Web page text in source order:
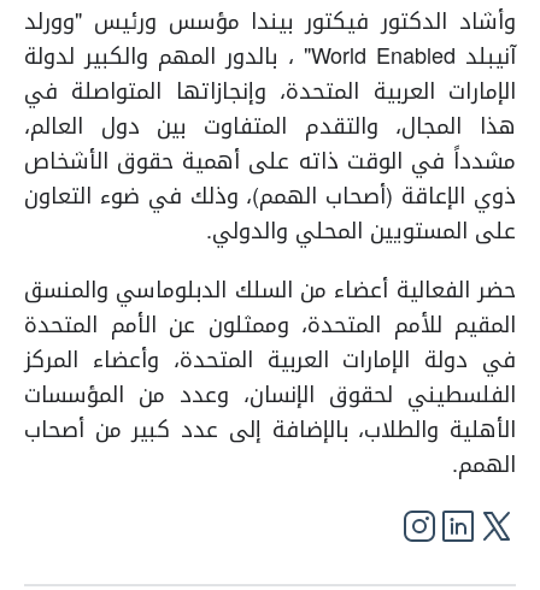
وأشاد الدكتور فيكتور بيندا مؤسس ورئيس "وورلد
آنيبلد World Enabled" ، بالدور المهم والكبير لدولة
الإمارات العربية المتحدة، وإنجازاتها المتواصلة في
هذا المجال، والتقدم المتفاوت بين دول العالم،
مشدداً في الوقت ذاته على أهمية حقوق الأشخاص
ذوي الإعاقة (أصحاب الهمم)، وذلك في ضوء التعاون
على المستويين المحلي والدولي.
حضر الفعالية أعضاء من السلك الدبلوماسي والمنسق
المقيم للأمم المتحدة، وممثلون عن الأمم المتحدة
في دولة الإمارات العربية المتحدة، وأعضاء المركز
الفلسطيني لحقوق الإنسان، وعدد من المؤسسات
الأهلية والطلاب، بالإضافة إلى عدد كبير من أصحاب
الهمم.